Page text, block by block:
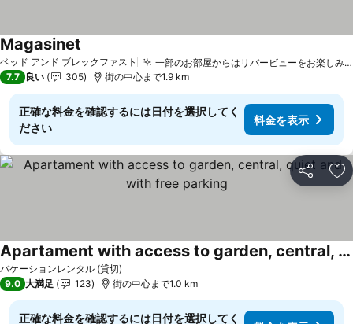
ベッド アンド ブレックファスト 一部のお部屋からはリバービューをお楽しみいただけます
Magasinet
7.7 良い 305 街の中心まで1.9 km
正確な料金を確認するには日付を選択してく
ださい
料金を表示
シェア お
バケーションレンタル (貸切)
Apartament with access to garden, central, quiet and with free parking
9.0 大満足 123 街の中心まで1.0 km
正確な料金を確認するには日付を選択してく